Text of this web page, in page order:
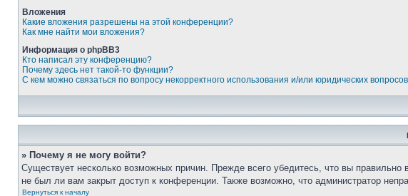
Вложения
Какие вложения разрешены на этой конференции?
Как мне найти мои вложения?
Информация о phpBB3
Кто написал эту конференцию?
Почему здесь нет такой-то функции?
С кем можно связаться по вопросу некорректного использования и/или юридических
» Почему я не могу войти?
Существует несколько возможных причин. Прежде всего убедитесь, что вы
не был ли вам закрыт доступ к конференции. Также возможно, что администратор
Вернуться к началу